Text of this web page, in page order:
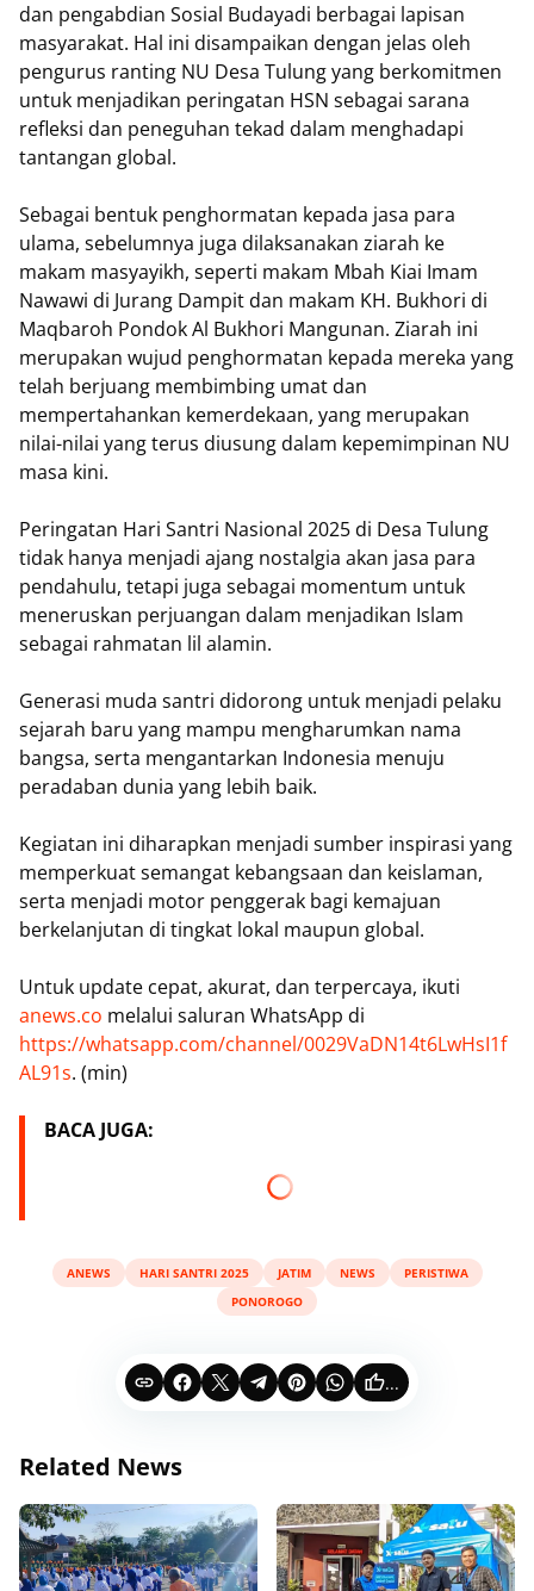
dan pengabdian Sosial Budayadi berbagai lapisan
masyarakat. Hal ini disampaikan dengan jelas oleh
pengurus ranting NU Desa Tulung yang berkomitmen
untuk menjadikan peringatan HSN sebagai sarana
refleksi dan peneguhan tekad dalam menghadapi
tantangan global.
Sebagai bentuk penghormatan kepada jasa para
ulama, sebelumnya juga dilaksanakan ziarah ke
makam masyayikh, seperti makam Mbah Kiai Imam
Nawawi di Jurang Dampit dan makam KH. Bukhori di
Maqbaroh Pondok Al Bukhori Mangunan. Ziarah ini
merupakan wujud penghormatan kepada mereka yang
telah berjuang membimbing umat dan
mempertahankan kemerdekaan, yang merupakan
nilai-nilai yang terus diusung dalam kepemimpinan NU
masa kini.
Peringatan Hari Santri Nasional 2025 di Desa Tulung
tidak hanya menjadi ajang nostalgia akan jasa para
pendahulu, tetapi juga sebagai momentum untuk
meneruskan perjuangan dalam menjadikan Islam
sebagai rahmatan lil alamin.
Generasi muda santri didorong untuk menjadi pelaku
sejarah baru yang mampu mengharumkan nama
bangsa, serta mengantarkan Indonesia menuju
peradaban dunia yang lebih baik.
Kegiatan ini diharapkan menjadi sumber inspirasi yang
memperkuat semangat kebangsaan dan keislaman,
serta menjadi motor penggerak bagi kemajuan
berkelanjutan di tingkat lokal maupun global.
Untuk update cepat, akurat, dan terpercaya, ikuti
anews.co melalui saluran WhatsApp di
https://whatsapp.com/channel/0029VaDN14t6LwHsI1f
AL91s. (min)
BACA JUGA:
ANEWS HARI SANTRI 2025 JATIM NEWS
PERISTIWA
PONOROGO
...
Related News